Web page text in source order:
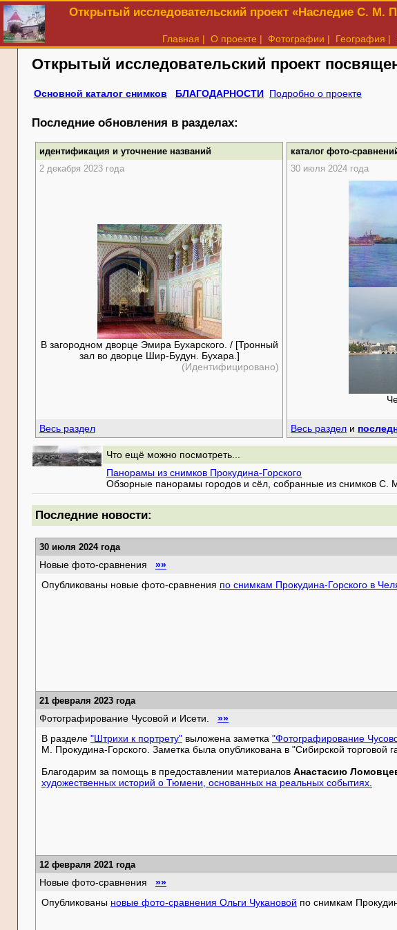
Открытый исследовательский проект «Наследие С. М.
Главная | О проекте | Фотографии | География |
Открытый исследовательский проект
Основной каталог снимков БЛАГОДАРНОСТИ Подробно о проекте
Последние обновления в разделах:
идентификация и уточнение названий каталог фото-
2 декабря 2023 года
30 июля 2024 года
В загородном дворце Эмира Бухарского. / [Тронный
зал во дворце Шир-Будун. Бухара.]
(Идентифицировано)
Весь раздел Весь раздел и
Что ещё можно посмотреть...
Панорамы из снимков Прокудина-Горского
Обзорные панорамы городов и сёл, собранные из снимков С.
Последние новости:
30 июля 2024 года
Новые фото-сравнения »»
Опубликованы новые фото-сравнения по снимкам Прокудина-Горского в
21 февраля 2023 года
Фотографирование Чусовой и Исети. »»
В разделе "Штрихи к портрету" выложена заметка "Фотографирование
М. Прокудина-Горского. Заметка была опубликована в "Сибирской торговой
Благодарим за помощь в предоставлении материалов Анастасию
художественных историй о Тюмени, основанных на реальных событиях.
12 февраля 2021 года
Новые фото-сравнения »»
Опубликованы новые фото-сравнения Ольги Чукановой по снимкам